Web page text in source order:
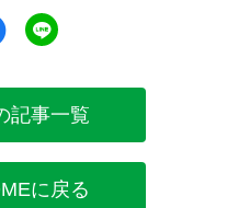
ト
シェア
記事一覧
に戻る